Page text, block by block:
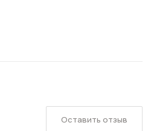
Оставить отзыв